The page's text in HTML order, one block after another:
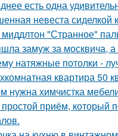
есть одна
невеста сиделкой
миддлтон "Странное"
замуж за москвича,
натяжные потолки -
квартира 50
нужна химчистка
простой приём, который